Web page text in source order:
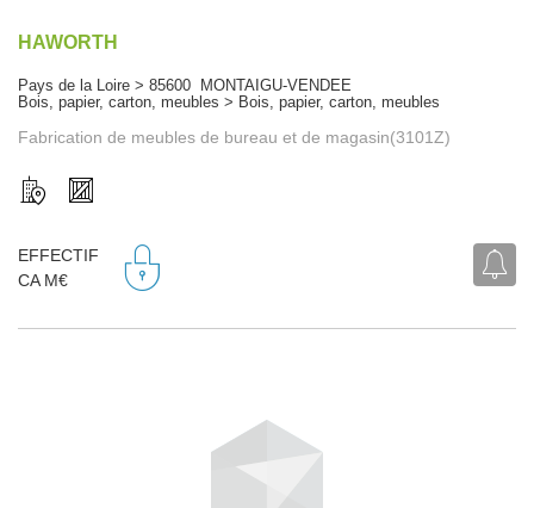
HAWORTH
Pays de la Loire > 85600 MONTAIGU-VENDEE
Bois, papier, carton, meubles > Bois, papier, carton, meubles
Fabrication de meubles de bureau et de magasin(3101Z)
EFFECTIF
CA M€